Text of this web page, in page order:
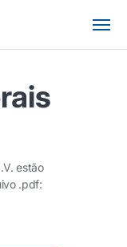
estão
.pdf: